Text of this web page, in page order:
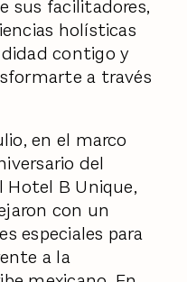
sus facilitadores,
holísticas
contigo y
a través
en el marco
del
Hotel B Unique,
con un
especiales para
a la